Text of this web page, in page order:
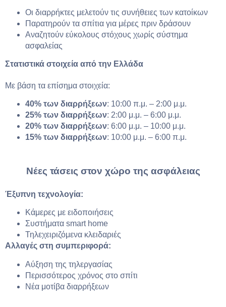
Οι διαρρήκτες μελετούν τις συνήθειες των κατοίκων
Παρατηρούν τα σπίτια για μέρες πριν δράσουν
Αναζητούν εύκολους στόχους χωρίς σύστημα
ασφαλείας
Στατιστικά στοιχεία από την Ελλάδα
Με βάση τα επίσημα στοιχεία:
40% των διαρρήξεων: 10:00 π.μ. – 2:00 μ.μ.
25% των διαρρήξεων: 2:00 μ.μ. – 6:00 μ.μ.
20% των διαρρήξεων: 6:00 μ.μ. – 10:00 μ.μ.
15% των διαρρήξεων: 10:00 μ.μ. – 6:00 π.μ.
Νέες τάσεις στον χώρο της ασφάλειας
Έξυπνη τεχνολογία:
Κάμερες με ειδοποιήσεις
Συστήματα smart home
Τηλεχειριζόμενα κλειδαριές
Αλλαγές στη συμπεριφορά:
Αύξηση της τηλεργασίας
Περισσότερος χρόνος στο σπίτι
Νέα μοτίβα διαρρήξεων